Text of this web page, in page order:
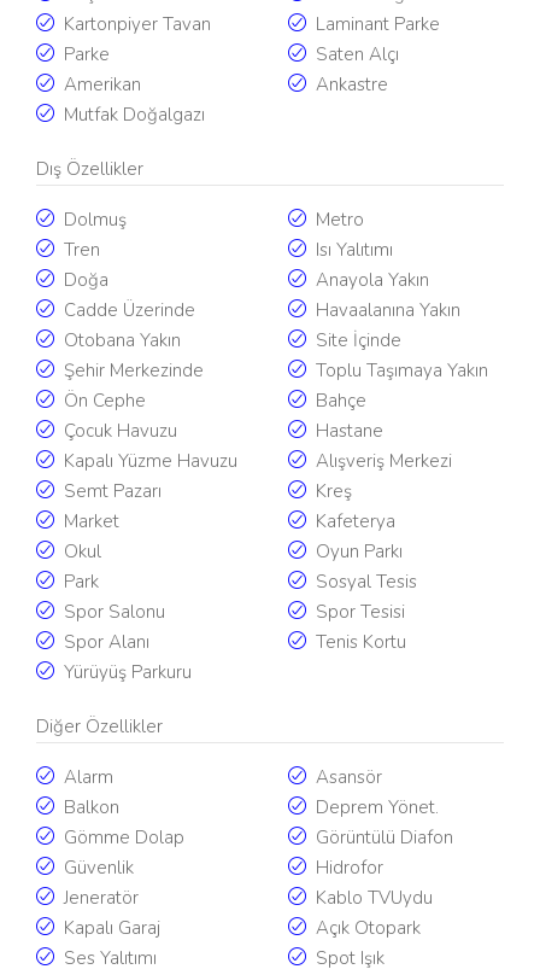
Kartonpiyer Tavan
Laminant Parke
Parke
Saten Alçı
Amerikan
Ankastre
Mutfak Doğalgazı
Dış Özellikler
Dolmuş
Metro
Tren
Isı Yalıtımı
Doğa
Anayola Yakın
Cadde Üzerinde
Havaalanına Yakın
Otobana Yakın
Site İçinde
Şehir Merkezinde
Toplu Taşımaya Yakın
Ön Cephe
Bahçe
Çocuk Havuzu
Hastane
Kapalı Yüzme Havuzu
Alışveriş Merkezi
Semt Pazarı
Kreş
Market
Kafeterya
Okul
Oyun Parkı
Park
Sosyal Tesis
Spor Salonu
Spor Tesisi
Spor Alanı
Tenis Kortu
Yürüyüş Parkuru
Diğer Özellikler
Alarm
Asansör
Balkon
Deprem Yönet.
Gömme Dolap
Görüntülü Diafon
Güvenlik
Hidrofor
Jeneratör
Kablo TVUydu
Kapalı Garaj
Açık Otopark
Ses Yalıtımı
Spot Işık